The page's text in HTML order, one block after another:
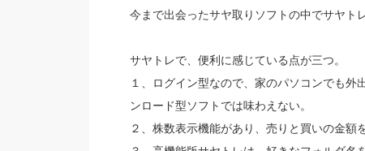
今まで出会ったサヤ取りソフトの中でサヤト
サヤトレで、便利に感じている点が三つ。
１、ログイン型なので、家のパソコンでも
ンロード型ソフトでは味わえない。
２、株数表示機能があり、売りと買いの金額